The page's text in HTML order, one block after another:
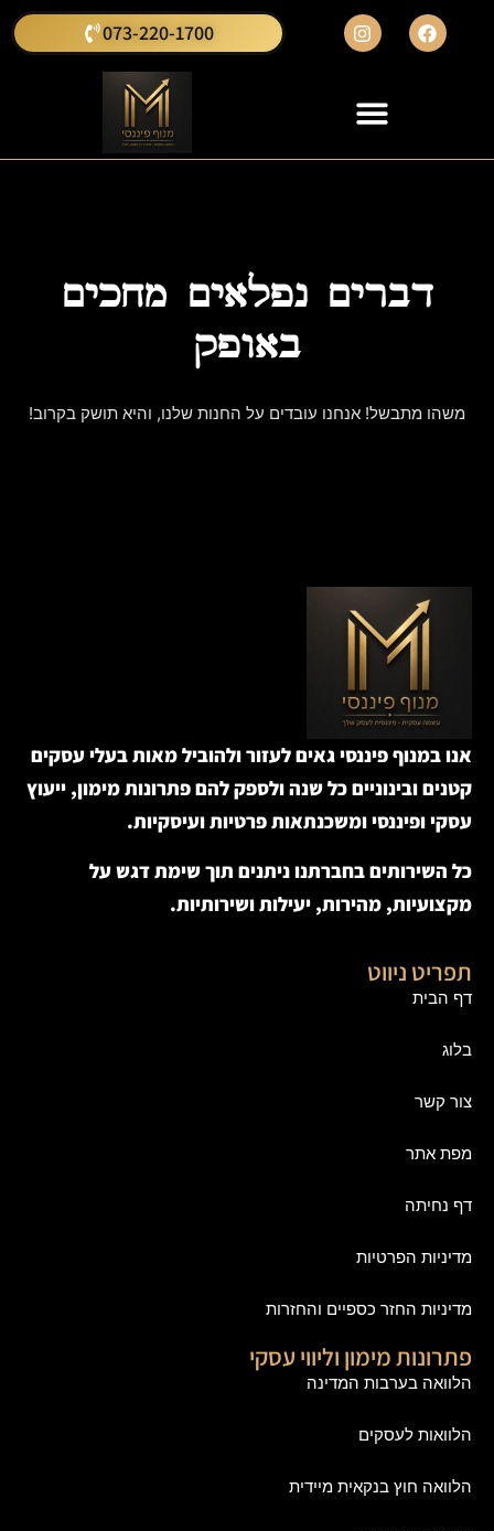
073-220-1700
דברים נפלאים מחכים
באופק
משהו מתבשל! אנחנו עובדים על החנות שלנו, והיא תושק בקרוב!
אנו במנוף פיננסי גאים לעזור ולהוביל מאות בעלי עסקים
קטנים ובינוניים כל שנה ולספק להם פתרונות מימון, ייעוץ
עסקי ופיננסי ומשכנתאות פרטיות ועיסקיות.
כל השירותים בחברתנו ניתנים תוך שימת דגש על
מקצועיות, מהירות, יעילות ושירותיות.
תפריט ניווט
דף הבית
בלוג
צור קשר
מפת אתר
דף נחיתה
מדיניות הפרטיות
מדיניות החזר כספיים והחזרות
פתרונות מימון וליווי עסקי
הלוואה בערבות המדינה
הלוואות לעסקים
הלוואה חוץ בנקאית מיידית